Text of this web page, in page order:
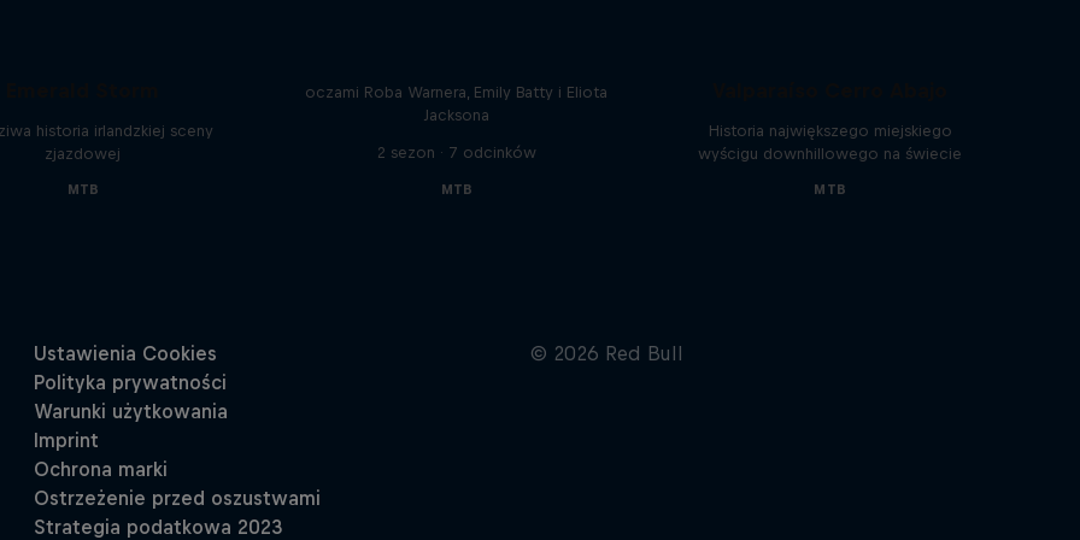
historia irlandzkiej sceny
zjazdowej
MTB
oczami Roba Warnera, Emily Batty i Eliota
Jacksona
2 sezon · 7 odcinków
MTB
Historia największego miejskiego
wyścigu downhillowego na świecie
MTB